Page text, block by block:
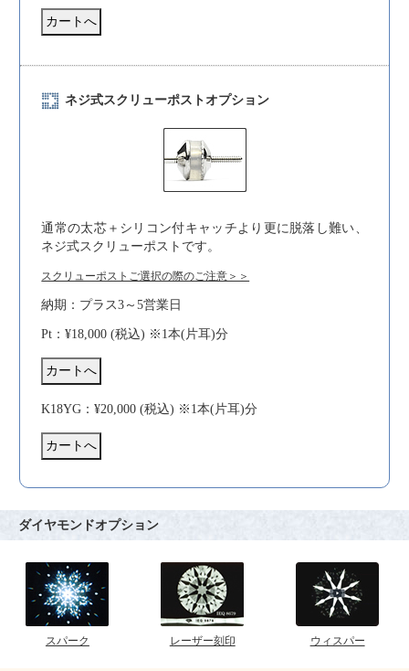
ネジ式スクリューポストオプション
通常の太芯＋シリコン付キャッチより更に脱落し難い、
ネジ式スクリューポストです。
スクリューポストご選択の際のご注意＞＞
納期：プラス3～5営業日
Pt：¥18,000 (税込) ※1本(片耳)分
K18YG：¥20,000 (税込) ※1本(片耳)分
ダイヤモンドオプション
スパーク レーザー刻印 ウィスパー